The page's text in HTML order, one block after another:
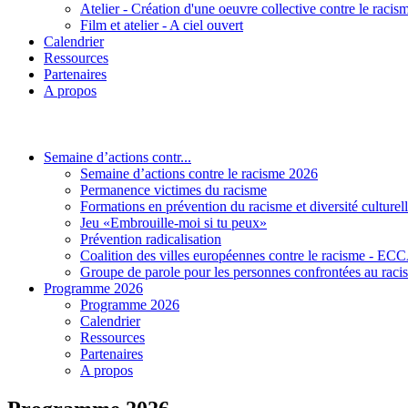
Atelier - Création d'une oeuvre collective contre le
Film et atelier - A ciel ouvert
Calendrier
Ressources
Partenaires
A propos
Semaine d’actions contr...
Semaine d’actions contre le racisme 2026
Permanence victimes du racisme
Formations en prévention du racisme et diversité
Jeu «Embrouille-moi si tu peux»
Prévention radicalisation
Coalition des villes européennes contre le racisme -
Groupe de parole pour les personnes confrontées au
Programme 2026
Programme 2026
Calendrier
Ressources
Partenaires
A propos